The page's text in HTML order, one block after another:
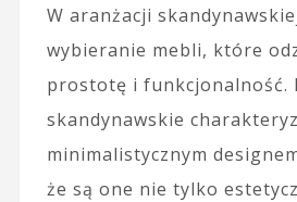
W aranżacji
wybieranie mebli, które
prostotę i funkcjonalność.
skandynawskie
minimalistycznym
że są one nie tylko